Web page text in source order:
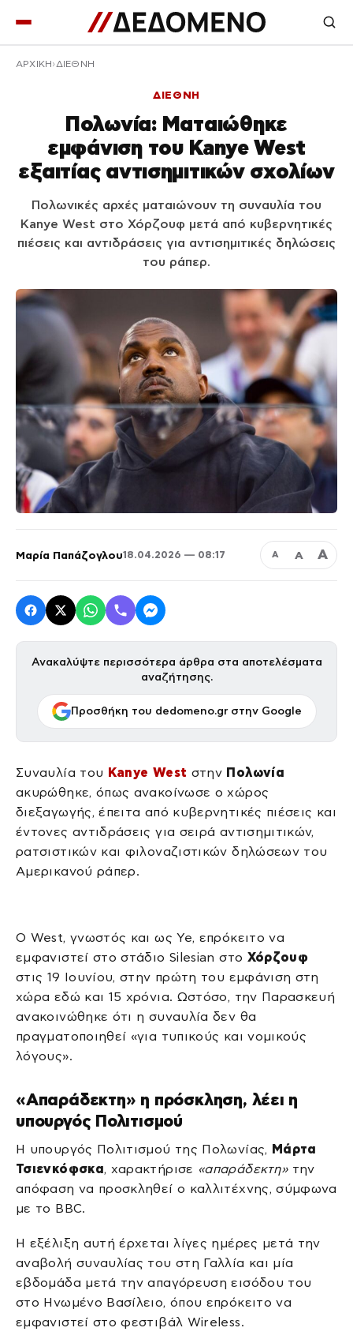
ΑΡΧΙΚΉ ΔΙΕΘΝΗ
ΔΙΕΘΝΗ
Πολωνία: Ματαιώθηκε
εμφάνιση του Kanye West
εξαιτίας αντισημιτικών σχολίων
Πολωνικές αρχές ματαιώνουν τη συναυλία του
Kanye West στο Χόρζουφ μετά από κυβερνητικές
πιέσεις και αντιδράσεις για αντισημιτικές δηλώσεις
του ράπερ.
Μαρία Παπάζογλου18.04.2026 — 08:17 Α Α Α
Ανακαλύψτε περισσότερα άρθρα στα αποτελέσματα
αναζήτησης.
Προσθήκη του dedomeno.gr στην Google
Συναυλία του Kanye West στην Πολωνία
ακυρώθηκε, όπως ανακοίνωσε ο χώρος
διεξαγωγής, έπειτα από κυβερνητικές πιέσεις και
έντονες αντιδράσεις για σειρά αντισημιτικών,
ρατσιστικών και φιλοναζιστικών δηλώσεων του
Αμερικανού ράπερ.
Ο West, γνωστός και ως Ye, επρόκειτο να
εμφανιστεί στο στάδιο Silesian στο Χόρζουφ
στις 19 Ιουνίου, στην πρώτη του εμφάνιση στη
χώρα εδώ και 15 χρόνια. Ωστόσο, την Παρασκευή
ανακοινώθηκε ότι η συναυλία δεν θα
πραγματοποιηθεί «για τυπικούς και νομικούς
λόγους».
«Απαράδεκτη» η πρόσκληση, λέει η
υπουργός Πολιτισμού
Η υπουργός Πολιτισμού της Πολωνίας, Μάρτα
Τσιενκόφσκα, χαρακτήρισε «απαράδεκτη»την
απόφαση να προσκληθεί ο καλλιτέχνης, σύμφωνα
με το BBC.
Η εξέλιξη αυτή έρχεται λίγες ημέρες μετά την
αναβολή συναυλίας του στη Γαλλία και μία
εβδομάδα μετά την απαγόρευση εισόδου του
στο Ηνωμένο Βασίλειο, όπου επρόκειτο να
εμφανιστεί στο φεστιβάλ Wireless.